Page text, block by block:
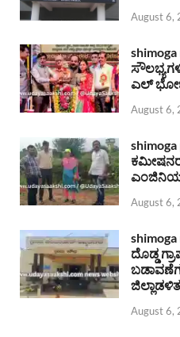
August 6,
ಎಲ್
August 6,
August 6,
ದೊಡ್ಡ
August 6,